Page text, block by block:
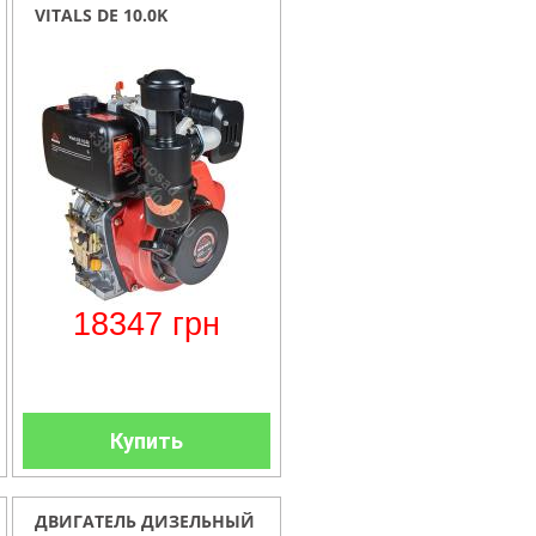
VITALS DE 10.0K
18347 грн
Купить
ДВИГАТЕЛЬ ДИЗЕЛЬНЫЙ